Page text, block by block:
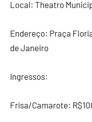
Local: Theatro
Endereço: Praça
de Janeiro
Ingressos:
Frisa/Camarote: